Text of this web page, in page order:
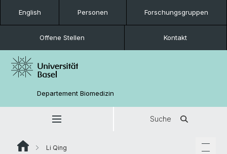
English Personen Forschungsgruppen
Offene Stellen Kontakt
Departement Biomedizin
Suche
Li Qing